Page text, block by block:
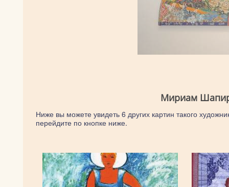
Мириам
Ниже вы можете увидеть 6 других картин такого
перейдите по кнопке ниже.